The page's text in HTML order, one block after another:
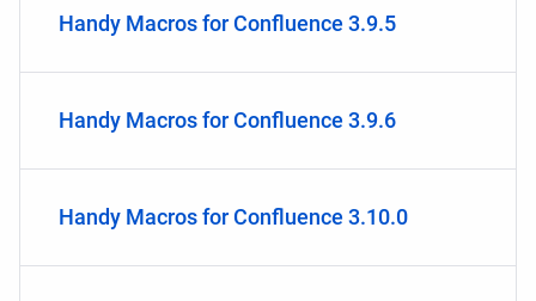
Handy Macros for Confluence 3.9.5
Handy Macros for Confluence 3.9.6
Handy Macros for Confluence 3.10.0